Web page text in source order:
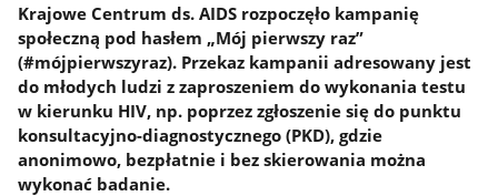
Krajowe Centrum ds. AIDS rozpoczęło kampanię
społeczną pod hasłem „Mój pierwszy raz”
(#mójpierwszyraz). Przekaz kampanii adresowany jest
do młodych ludzi z zaproszeniem do wykonania testu
w kierunku HIV, np. poprzez zgłoszenie się do punktu
konsultacyjno-diagnostycznego (PKD), gdzie
anonimowo, bezpłatnie i bez skierowania można
wykonać badanie.